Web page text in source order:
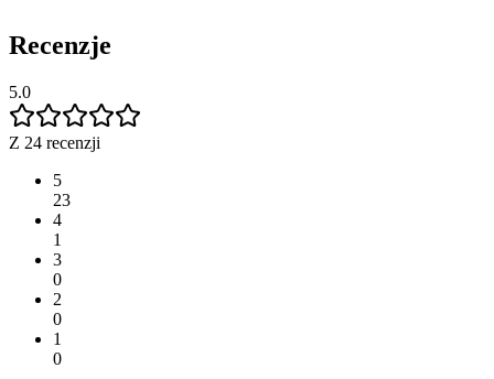
Recenzje
5.0
Z 24 recenzji
5
23
4
1
3
0
2
0
1
0